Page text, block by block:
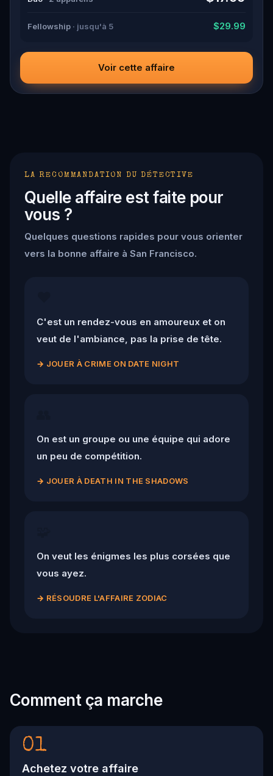
the trail will go cold. Love was the reason you came.
Fellowship · jusqu'à 5 $29.99
Voir cette affaire
LA RECOMMANDATION DU DÉTECTIVE
Quelle affaire est faite pour
vous ?
Quelques questions rapides pour vous orienter
vers la bonne affaire à San Francisco.
C'est un rendez-vous en amoureux et on
veut de l'ambiance, pas la prise de tête.
→ JOUER À CRIME ON DATE NIGHT
On est un groupe ou une équipe qui adore
un peu de compétition.
→ JOUER À DEATH IN THE SHADOWS
On veut les énigmes les plus corsées que
vous ayez.
→ RÉSOUDRE L'AFFAIRE ZODIAC
Comment ça marche
01
Achetez votre affaire